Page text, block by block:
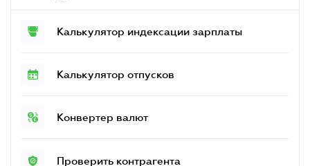
Калькулятор индексации зарплаты
Калькулятор отпусков
Конвертер валют
Проверить контрагента